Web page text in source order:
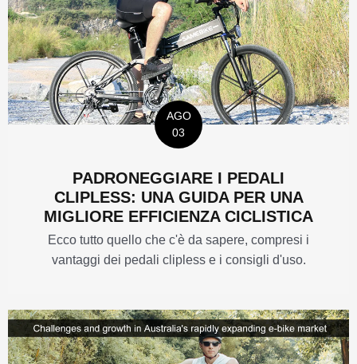
AGO
03
PADRONEGGIARE I PEDALI
CLIPLESS: UNA GUIDA PER UNA
MIGLIORE EFFICIENZA CICLISTICA
Ecco tutto quello che c'è da sapere, compresi i
vantaggi dei pedali clipless e i consigli d'uso.